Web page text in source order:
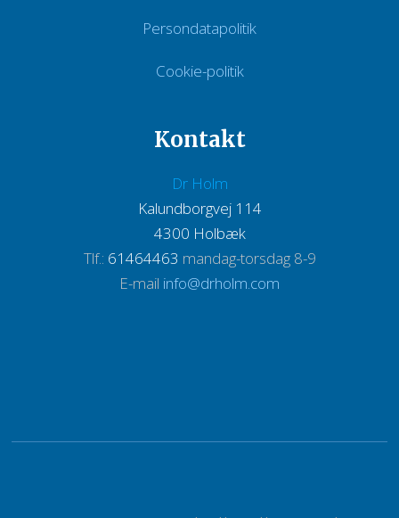
Persondatapolitik
Cookie-politik
Kontakt
Dr Holm
Kalundborgvej 114
​4300 Holbæk​
Tlf.: 61464463 mandag-torsdag 8-9
E-mail info@drholm.com